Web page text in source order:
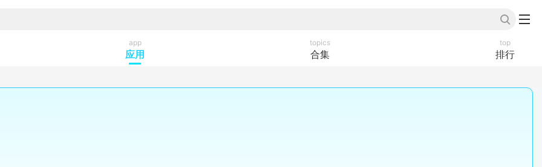
app
应用
topics
合集
top
排行